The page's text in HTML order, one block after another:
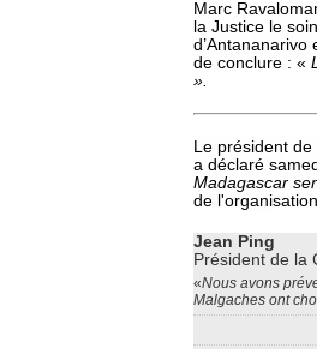
Marc
la Justice le
de conclure : «
».
Le président
a déclaré
Madagascar
de
Jean Ping
Président de la
«Nous avons
Malgaches ont